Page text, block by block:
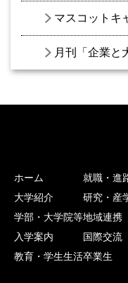
マスコットキ
月刊「企業と
ホーム
大学紹介
学部・大学院等
入学案内
教育・学生生活
就職・進
研究・産
地域連携
国際交流
卒業生